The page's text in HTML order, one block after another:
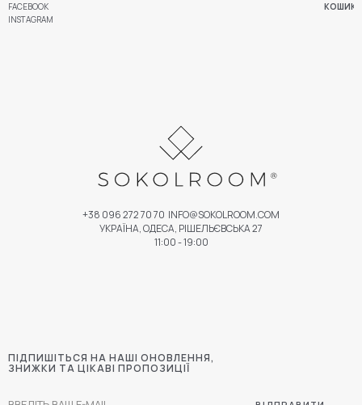
FACEBOOK КОШИК
ПІДПИШІТЬСЯ НА НАШІ ОНОВЛЕННЯ,
ЗНИЖКИ ТА ЦІКАВІ ПРОПОЗИЦІЇ
+38 096 272 70 70 INFO@SOKOLROOM.COM
УКРАЇНА, ОДЕСА, РІШЕЛЬЄВСЬКА 27
11:00 - 19:00
INSTAGRAM